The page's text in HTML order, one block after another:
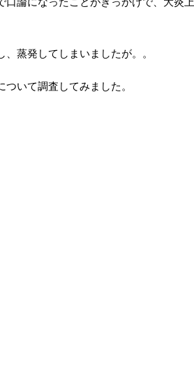
蒸発してしまいましたが。。
ついて調査してみました。